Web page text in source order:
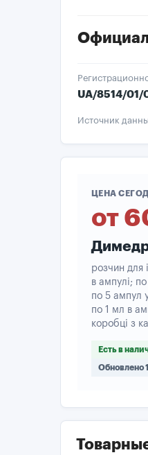
UA/8514/01/
Источник
ЦЕНА
от
розчин для
в ампулі;
по 5 ампул
по 1 мл в
коробці з
Есть в
Обновлено